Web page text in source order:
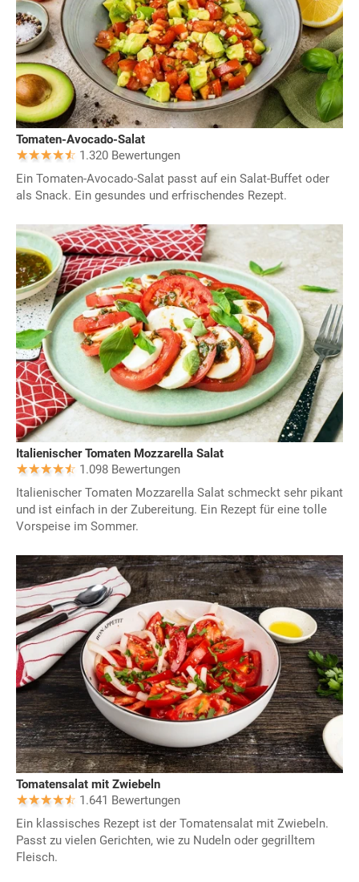
Tomaten-Avocado-Salat
1.320 Bewertungen
Ein Tomaten-Avocado-Salat passt auf ein Salat-Buffet oder
als Snack. Ein gesundes und erfrischendes Rezept.
Italienischer Tomaten Mozzarella Salat
1.098 Bewertungen
Italienischer Tomaten Mozzarella Salat schmeckt sehr pikant
und ist einfach in der Zubereitung. Ein Rezept für eine tolle
Vorspeise im Sommer.
Tomatensalat mit Zwiebeln
1.641 Bewertungen
Ein klassisches Rezept ist der Tomatensalat mit Zwiebeln.
Passt zu vielen Gerichten, wie zu Nudeln oder gegrilltem
Fleisch.